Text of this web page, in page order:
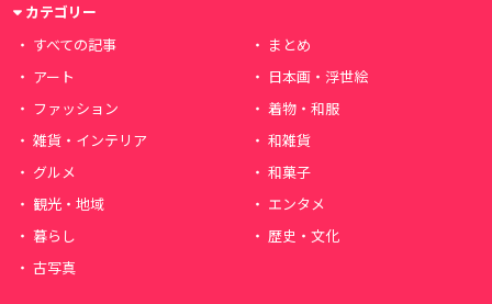
カテゴリー
すべての記事
まとめ
アート
日本画・浮世絵
ファッション
着物・和服
雑貨・インテリア
和雑貨
グルメ
和菓子
観光・地域
エンタメ
暮らし
歴史・文化
古写真